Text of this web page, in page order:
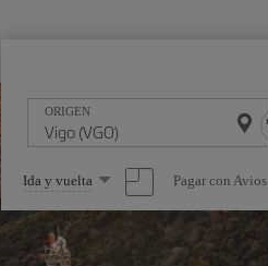
ORIGEN
Seleccione
una
opción
Ida y vuelta Pagar con Avios